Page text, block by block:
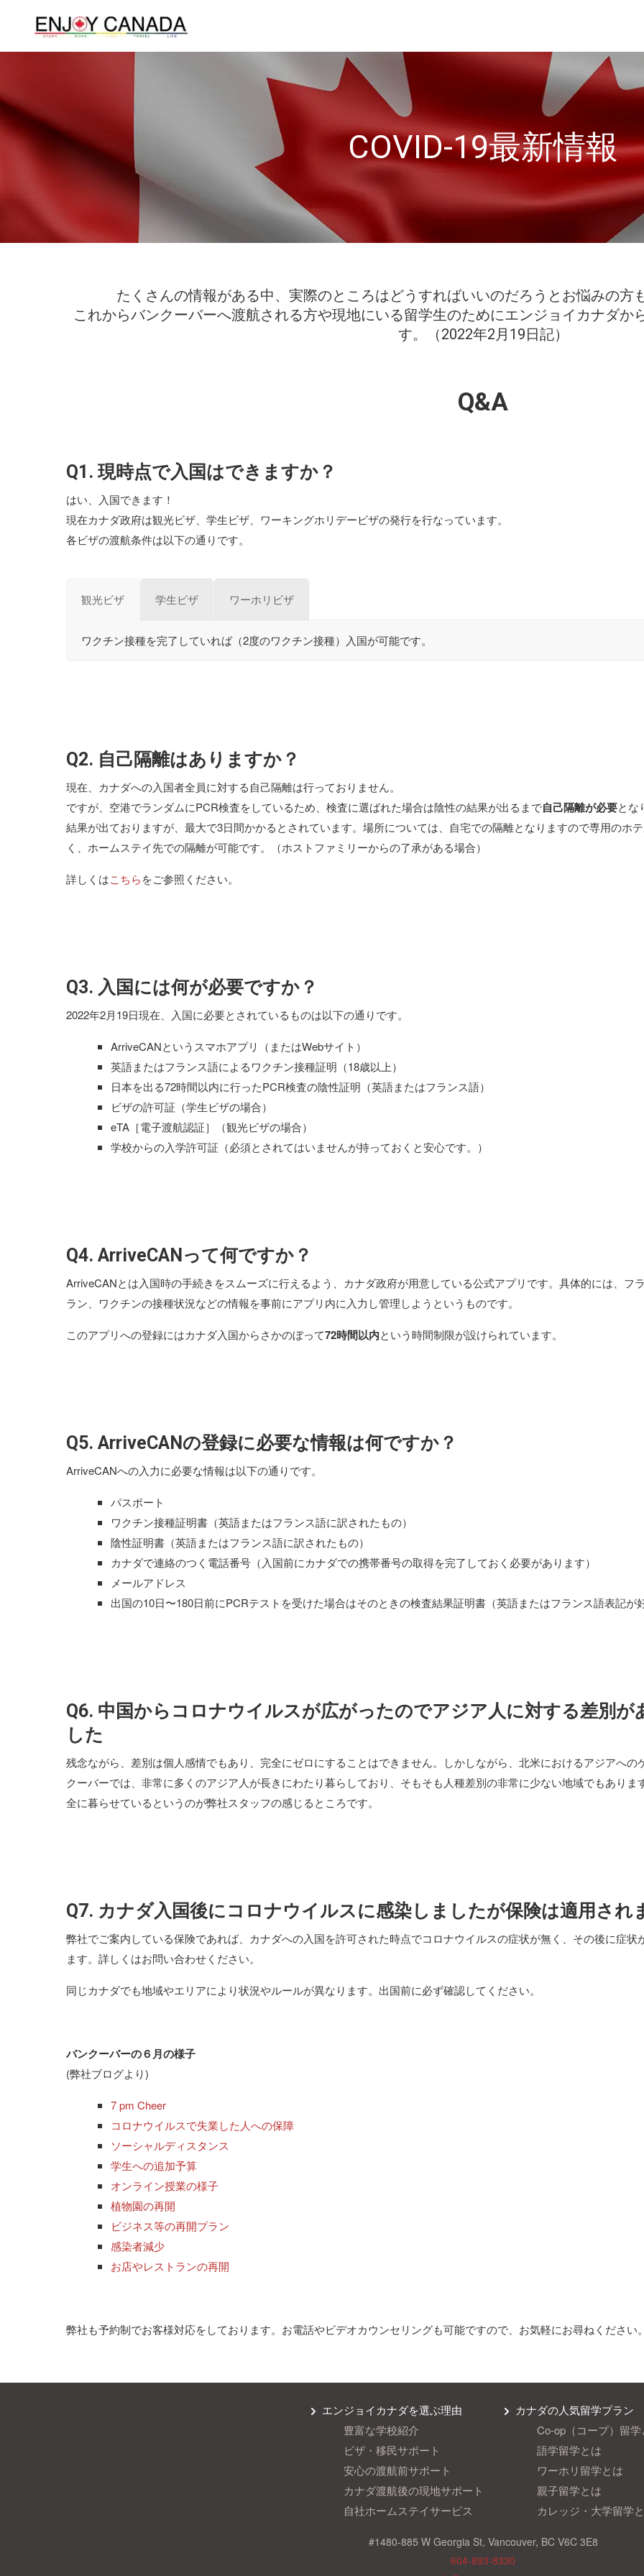
COVID-19最新情報
たくさんの情報がある中、実際のところはどうすればいいのだろうとお悩みの方
これからバンクーバーへ渡航される方や現地にいる留学生のためにエンジョイカナダか
す。（2022年2月19日記）
Q&A
Q1. 現時点で入国はできますか？
はい、入国できます！
現在カナダ政府は観光ビザ、学生ビザ、ワーキングホリデービザの発行を行なっています。
各ビザの渡航条件は以下の通りです。
観光ビザ 学生ビザ ワーホリビザ
ワクチン接種を完了していれば（2度のワクチン接種）入国が可能です。
Q2. 自己隔離はありますか？
現在、カナダへの入国者全員に対する自己隔離は行っておりません。
ですが、空港でランダムにPCR検査をしているため、検査に選ばれた場合は陰性の結果が出るまで自己隔離が必要とな
結果が出ておりますが、最大で3日間かかるとされています。場所については、自宅での隔離となりますので専用のホ
く、ホームステイ先での隔離が可能です。（ホストファミリーからの了承がある場合）
詳しくはこちらをご参照ください。
Q3. 入国には何が必要ですか？
2022年2月19日現在、入国に必要とされているものは以下の通りです。
ArriveCANというスマホアプリ（またはWebサイト）
英語またはフランス語によるワクチン接種証明（18歳以上）
日本を出る72時間以内に行ったPCR検査の陰性証明（英語またはフランス語）
ビザの許可証（学生ビザの場合）
eTA［電子渡航認証］（観光ビザの場合）
学校からの入学許可証（必須とされてはいませんが持っておくと安心です。）
Q4. ArriveCANって何ですか？
ArriveCANとは入国時の手続きをスムーズに行えるよう、カナダ政府が用意している公式アプリです。具体的には、フ
ラン、ワクチンの接種状況などの情報を事前にアプリ内に入力し管理しようというものです。
このアプリへの登録にはカナダ入国からさかのぼって72時間以内という時間制限が設けられています。
Q5. ArriveCANの登録に必要な情報は何ですか？
ArriveCANへの入力に必要な情報は以下の通りです。
パスポート
ワクチン接種証明書（英語またはフランス語に訳されたもの）
陰性証明書（英語またはフランス語に訳されたもの）
カナダで連絡のつく電話番号（入国前にカナダでの携帯番号の取得を完了しておく必要があります）
メールアドレス
出国の10日〜180日前にPCRテストを受けた場合はそのときの検査結果証明書（英語またはフランス語表記が
Q6. 中国からコロナウイルスが広がったのでアジア人に対する差別が
した
残念ながら、差別は個人感情でもあり、完全にゼロにすることはできません。しかしながら、北米におけるアジアへの
クーバーでは、非常に多くのアジア人が長きにわたり暮らしており、そもそも人種差別の非常に少ない地域でもありま
全に暮らせているというのが弊社スタッフの感じるところです。
Q7. カナダ入国後にコロナウイルスに感染しましたが保険は適用され
弊社でご案内している保険であれば、カナダへの入国を許可された時点でコロナウイルスの症状が無く、その後に症状
ます。詳しくはお問い合わせください。
同じカナダでも地域やエリアにより状況やルールが異なります。出国前に必ず確認してください。
バンクーバーの６月の様子
(弊社ブログより)
7 pm Cheer
コロナウイルスで失業した人への保障
ソーシャルディスタンス
学生への追加予算
オンライン授業の様子
植物園の再開
ビジネス等の再開プラン
感染者減少
お店やレストランの再開
弊社も予約制でお客様対応をしております。お電話やビデオカウンセリングも可能ですので、 お気軽にお尋ねください。
エンジョイカナダを選ぶ理由
豊富な学校紹介
ビザ・移民サポート
安心の渡航前サポート
カナダ渡航後の現地サポート
自社ホームステイサービス
カナダの人気留学プラン
Co-op（コープ）留学
語学留学とは
ワーホリ留学とは
親子留学とは
カレッジ・大学留学
#1480-885 W Georgia St, Vancouver, BC V6C 3E8
604-893-8330